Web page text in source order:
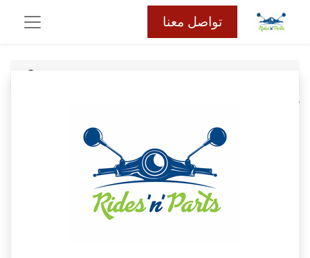
تواصل معنا
كافة المنتجات
جيت اكس ياشين (860)